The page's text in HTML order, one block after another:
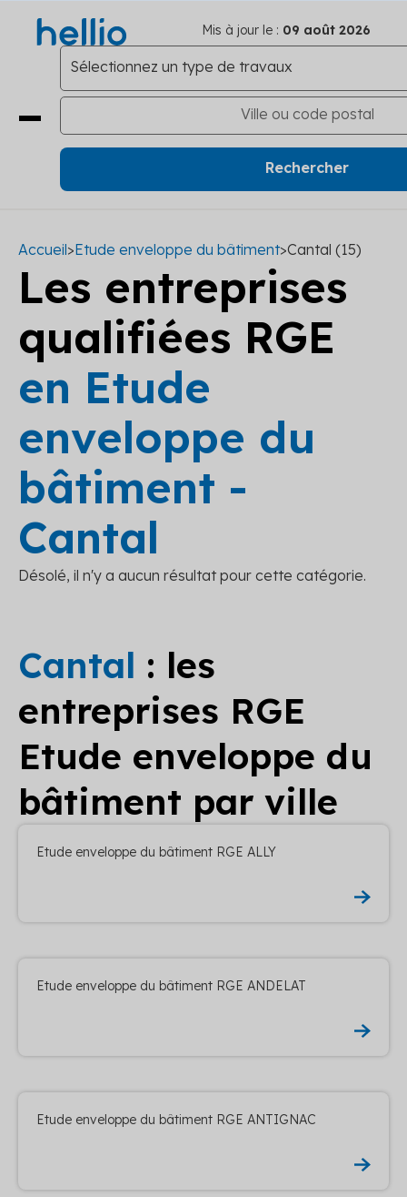
Mis à jour le : 09 août 2026
Accueil>Etude enveloppe du bâtiment>Cantal (15)
Les entreprises
qualifiées RGE
en Etude
enveloppe du
bâtiment -
Cantal
Désolé, il n'y a aucun résultat pour cette catégorie.
Cantal : les
entreprises RGE
Etude enveloppe du
bâtiment par ville
Etude enveloppe du bâtiment RGE ALLY
Etude enveloppe du bâtiment RGE ANDELAT
Etude enveloppe du bâtiment RGE ANTIGNAC